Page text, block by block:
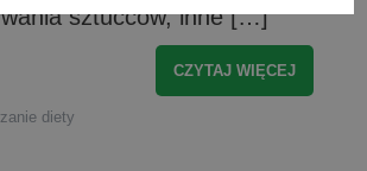
sztućców, inne […]
CZYTAJ WIĘCEJ
diety